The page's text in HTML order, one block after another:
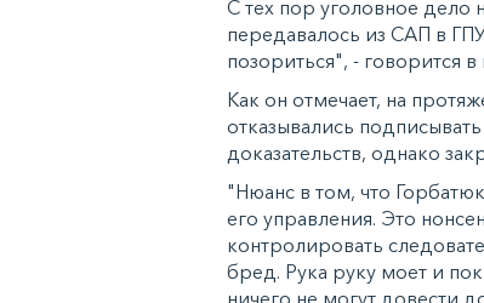
С тех пор уголовное дело
передавалось из САП в
позориться", - говорится в
Как он отмечает, на
отказывались
доказательств, однако
"Нюанс в том, что
его управления. Это
контролировать
бред. Рука руку моет и
ничего не могут довести